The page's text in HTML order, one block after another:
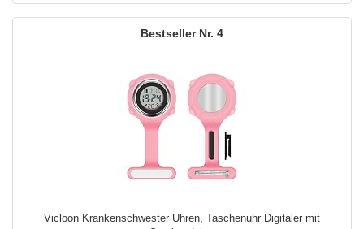
4
Vicloon Krankenschwester Uhren, Taschenuhr Digitaler mit